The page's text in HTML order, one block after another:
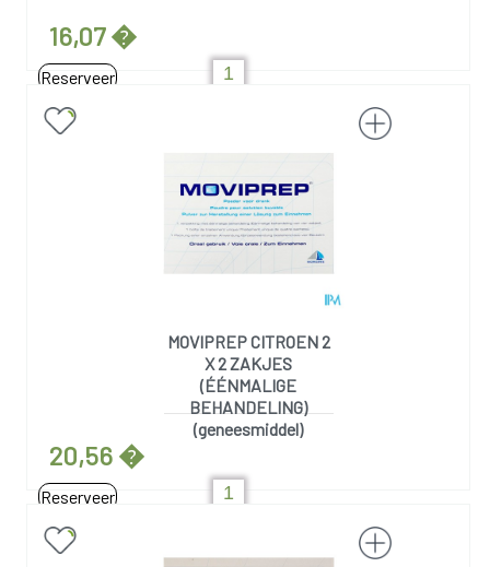
16,07 �
Reserveer
MOVIPREP CITROEN 2
X 2 ZAKJES
(ÉÉNMALIGE
BEHANDELING)
(geneesmiddel)
20,56 �
Reserveer